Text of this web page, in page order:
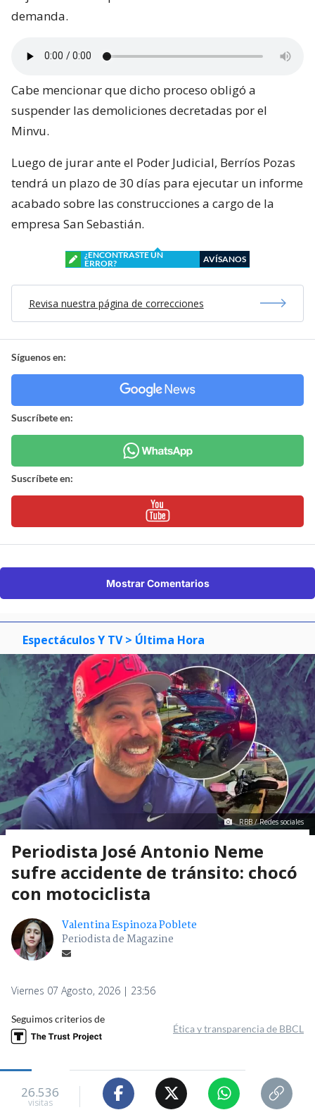
demanda.
Cabe mencionar que dicho proceso obligó a
suspender las demoliciones decretadas por el
Minvu.
Luego de jurar ante el Poder Judicial, Berríos Pozas
tendrá un plazo de 30 días para ejecutar un informe
acabado sobre las construcciones a cargo de la
empresa San Sebastián.
¿ENCONTRASTE UN
ERROR?
AVÍSANOS
Revisa nuestra página de correcciones
Síguenos en:
Suscríbete en:
Suscríbete en:
Mostrar Comentarios
Espectáculos Y TV > Última Hora
RBB / Redes sociales
Periodista José Antonio Neme
sufre accidente de tránsito: chocó
con motociclista
Valentina Espinoza Poblete
Periodista de Magazine
Viernes 07 Agosto, 2026 | 23:56
Seguimos criterios de
Ética y transparencia de BBCL
26.536
visitas